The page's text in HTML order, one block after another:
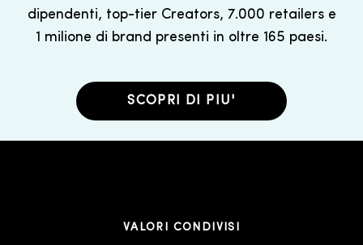
dipendenti, top-tier Creators, 7.000 retailers e
1 milione di brand presenti in oltre 165 paesi.
SCOPRI DI PIU'
VALORI CONDIVISI